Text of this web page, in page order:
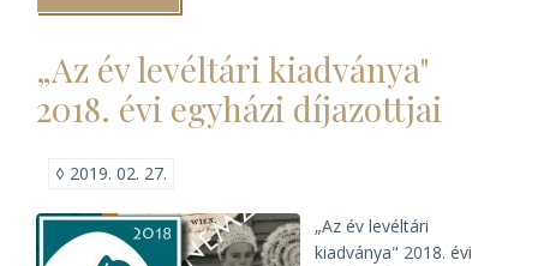
megnyitja
Piusz
pápa
iratait)
„Az év levéltári kiadványa"
2018. évi egyházi díjazottjai
◊ 2019. 02. 27.
„Az év levéltári
kiadványa" 2018. évi